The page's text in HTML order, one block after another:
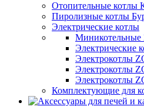
Отопительные котлы
Пиролизные котлы
Электрические котлы
Электрические
Электрокотлы
Электрокотлы
Электрокотлы
Комплектующие для